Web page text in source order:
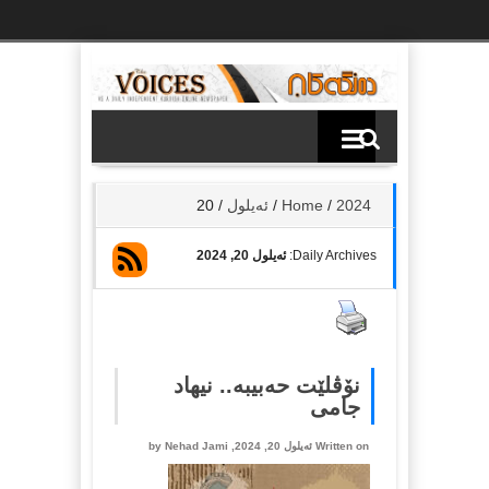
Home / 2024
/ ئه‌یلول /
20
Daily Archives: ئه‌یلول 20, 2024
نۆڤلێت حەبیبە.. نیهاد
جامی
Written on ئه‌یلول 20, 2024, by Nehad Jami